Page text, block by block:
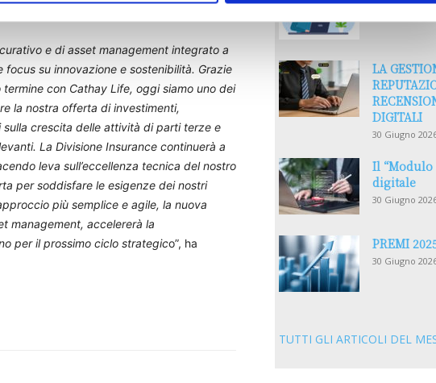
e di asset management integrato a
su innovazione e sostenibilità. Grazie
con Cathay Life, oggi siamo uno dei
la nostra offerta di investimenti,
crescita delle attività di parti terze e
La Divisione Insurance continuerà a
leva sull’eccellenza tecnica del nostro
per soddisfare le esigenze dei nostri
più semplice e agile, la nuova
management, accelererà la
per il prossimo ciclo strategico”, ha
LA
DIGITALI
30 Giugno
Il “Modulo
digitale
30 Giugno
PREMI
30 Giugno
TUTTI GLI ARTICOLI DEL